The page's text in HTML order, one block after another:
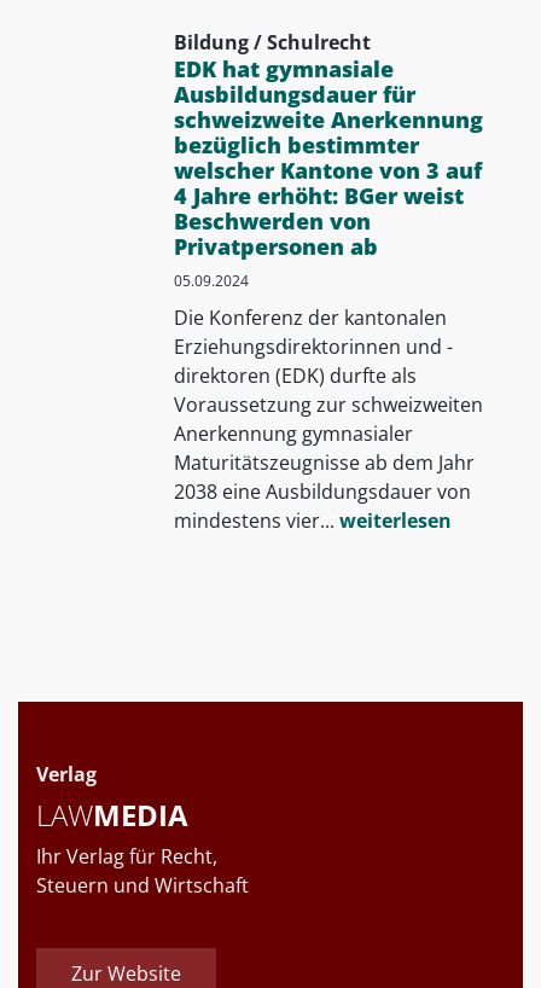
Bildung / Schulrecht
EDK hat gymnasiale
Ausbildungsdauer für
schweizweite Anerkennung
bezüglich bestimmter
welscher Kantone von 3 auf
4 Jahre erhöht: BGer weist
Beschwerden von
Privatpersonen ab
05.09.2024
Die Konferenz der kantonalen
Erziehungsdirektorinnen und -
direktoren (EDK) durfte als
Voraussetzung zur schweizweiten
Anerkennung gymnasialer
Maturitätszeugnisse ab dem Jahr
2038 eine Ausbildungsdauer von
mindestens vier... weiterlesen
Verlag
LAWMEDIA
Ihr Verlag für Recht,
Steuern und Wirtschaft
Zur Website